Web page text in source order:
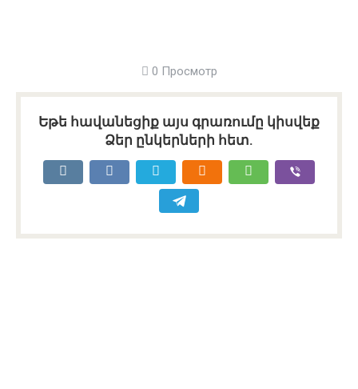
0 Просмотр
Եթե հավանեցիք այս գրառումը կիսվեք
Ձեր ընկերների հետ.